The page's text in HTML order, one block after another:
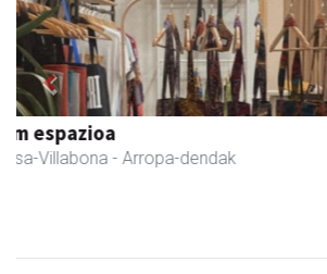
Erniobea BHI
Amasa-Villabona - Hezkuntza
Previous